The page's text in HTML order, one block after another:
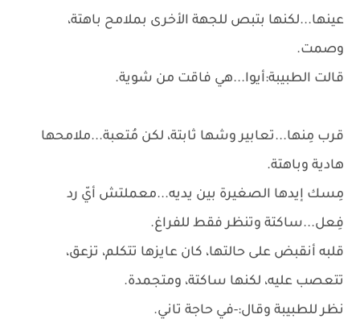
عينها...لكنها بتبص للجهة الأخرى بملامح باهتة،
وصمت.
قالت الطبيبة:أيوا...هي فاقت من شوية.
قرب مِنها...تعابير وشها ثابتة، لكن مُتعبة...ملامحها
هادية وباهتة.
مِسك إيدها الصغيرة بين يديه...معملتش أيّ رد
فِعل...ساكتة وتنظر فقط للفراغ.
قلبه أنقبض على حالتها، كان عايزها تتكلم، تزعق،
تتعصب عليه، لكنها ساكتة، ومتجمدة.
نظر للطبيبة وقال:-في حاجة تاني.